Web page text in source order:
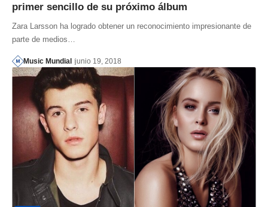
primer sencillo de su próximo álbum
Zara Larsson ha logrado obtener un reconocimiento impresionante de
parte de medios…
Music Mundial junio 19, 2018